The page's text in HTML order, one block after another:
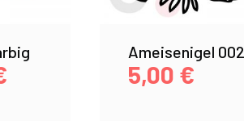
Ameisenigel 002
5,00 €